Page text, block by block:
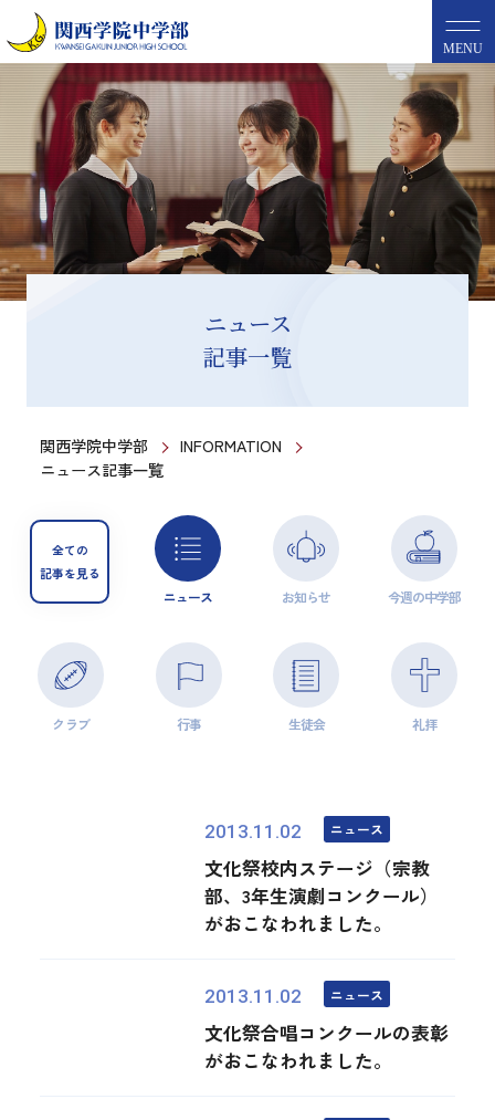
MENU
ニュース
記事一覧
関西学院中学部
INFORMATION
ニュース記事一覧
全ての
記事を見る
ニュース お知らせ 今週の中学部
クラブ 行事 生徒会 礼拝
2013.11.02 ニュース
文化祭校内ステージ（宗教
部、3年生演劇コンクール）
がおこなわれました。
2013.11.02 ニュース
文化祭合唱コンクールの表彰
がおこなわれました。